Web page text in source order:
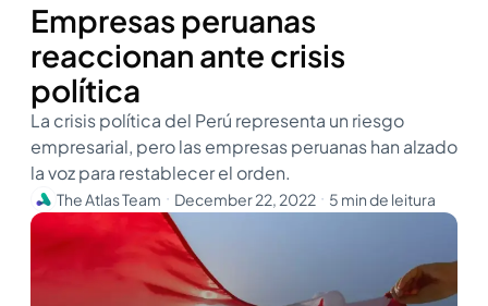
Empresas peruanas
reaccionan ante crisis
política
La crisis política del Perú representa un riesgo
empresarial, pero las empresas peruanas han alzado
la voz para restablecer el orden.
The Atlas Team ・ December 22, 2022 ・ 5 min de leitura